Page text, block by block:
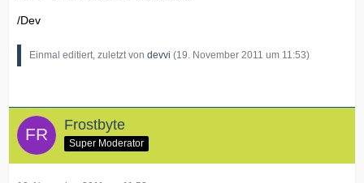
/Dev
Einmal editiert, zuletzt von devvi (19. November 2011 um 11:53)
Frostbyte
Super Moderator